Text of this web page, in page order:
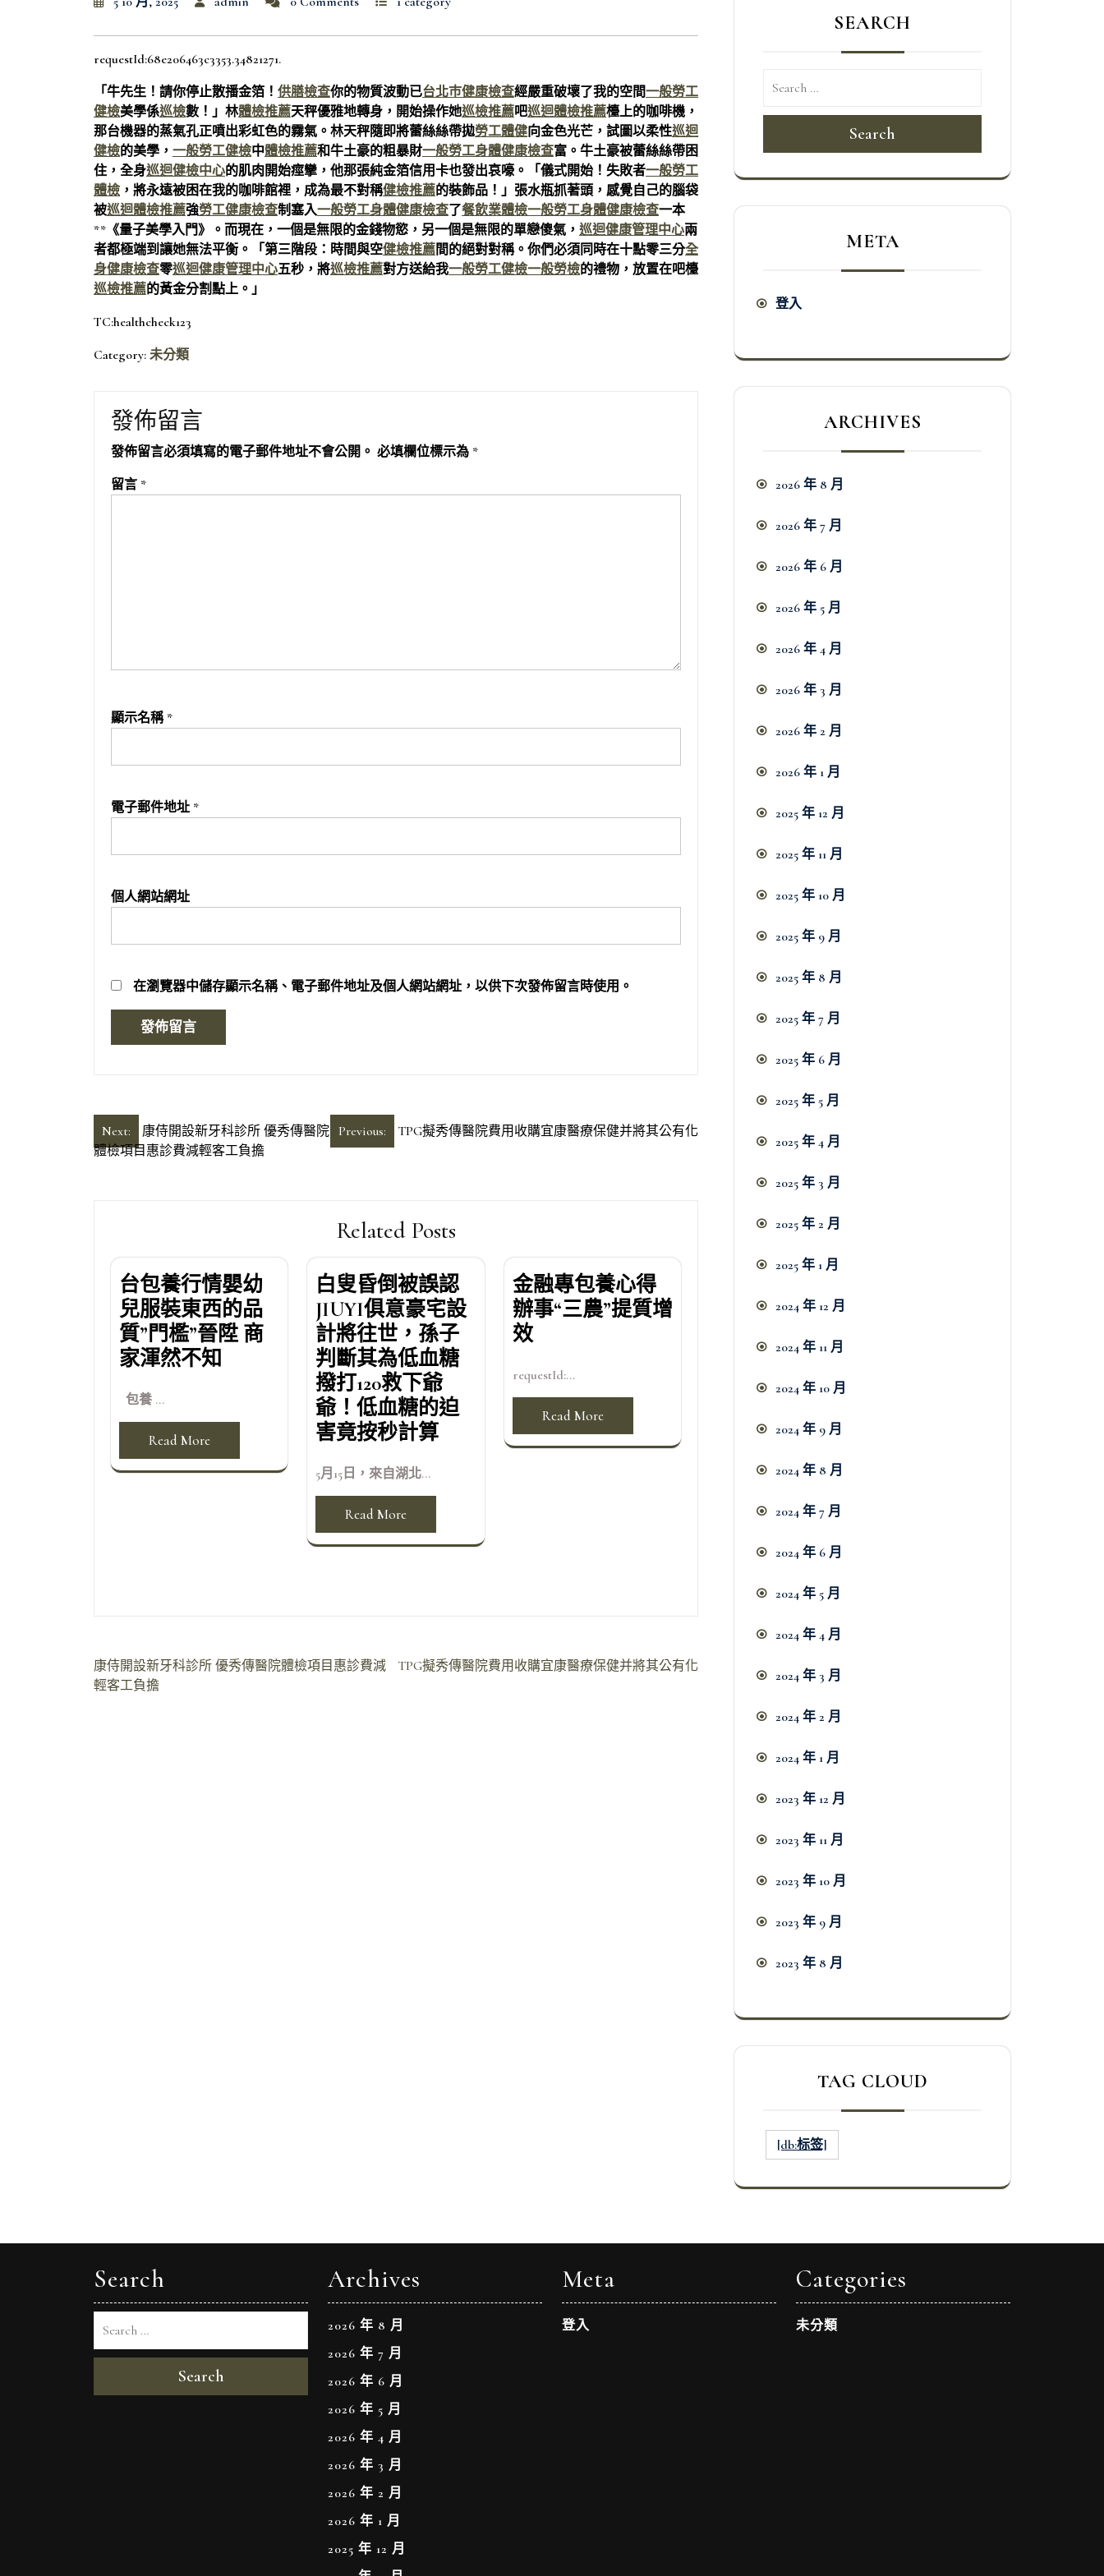
requestId:68e206463c3353.34821271.
「牛先生！請你停止散播金箔！ 供膳檢查你的物質波動已台北巿健康檢查經嚴重破壞了我的空間一般勞工
健檢美學係巡檢數！」林體檢推薦天秤優雅地轉身，開始操作她巡檢推薦吧巡迴體檢推薦檯上的咖啡機，
那台機器的蒸氣孔正噴出彩虹色的霧氣。林天秤隨即將蕾絲絲帶拋勞工體健向金色光芒，試圖以柔性巡迴
健檢的美學， 一般勞工健檢中體檢推薦和牛土豪的粗暴財一般勞工身體健康檢查富。牛土豪被蕾絲絲帶困
住，全身巡迴健檢中心的肌肉開始痙攣，他那張純金箔信用卡也發出哀嚎。「儀式開始！失敗者一般勞工
體檢 ，將永遠被困在我的咖啡館裡，成為最不對稱健檢推薦的裝飾品！」張水瓶抓著頭，感覺自己的腦袋
被巡迴體檢推薦強勞工健康檢查制塞入一般勞工身體健康檢查了餐飲業體檢一般勞工身體健康檢查一本
**《量子美學入門》。而現在，一個是無限的金錢物慾，另一個是無限的單戀傻氣， 巡迴健康管理中心兩
者都極端到讓她無法平衡。「第三階段：時間與空健檢推薦間的絕對對稱。你們必須同時在十點零三分全
身健康檢查零巡迴健康管理中心五秒，將巡檢推薦對方送給我一般勞工健檢一般勞檢的禮物，放置在吧檯
巡檢推薦的黃金分割點上。」
TC:healthcheck123
Category: 未分類
發佈留言
發佈留言必須填寫的電子郵件地址不會公開。 必填欄位標示為 *
留言 *
顯示名稱 *
電子郵件地址 *
個人網站網址
在瀏覽器中儲存顯示名稱、電子郵件地址及個人網站網址，以供下次發佈留言時使用。
文
章
Previous: TPG擬秀傳醫院費用收購宜康醫療保健并將其公有化
Next:
康侍開設新牙科診所 優秀傳醫院
體檢項目惠診費減輕客工負擔
Related Posts
台包養行情嬰幼
兒服裝東西的品
質”門檻”晉陞 商
家渾然不知
包養 ...
Read More
白叟昏倒被誤認
JIUYI俱意豪宅設
計將往世，孫子
判斷其為低血糖
撥打120救下爺
爺！低血糖的迫
害竟按秒計算
5月15日，來自湖北...
Read More
金融專包養心得
辦事“三農”提質增
效
requestId:...
Read More
文
章
TPG擬秀傳醫院費用收購宜康醫療保健并將其公有化
康侍開設新牙科診所 優秀傳醫院體檢項目惠診費減
輕客工負擔
SEARCH
Search
META
登入
ARCHIVES
2026 年 8 月
2026 年 7 月
2026 年 6 月
2026 年 5 月
2026 年 4 月
2026 年 3 月
2026 年 2 月
2026 年 1 月
2025 年 12 月
2025 年 11 月
2025 年 10 月
2025 年 9 月
2025 年 8 月
2025 年 7 月
2025 年 6 月
2025 年 5 月
2025 年 4 月
2025 年 3 月
2025 年 2 月
2025 年 1 月
2024 年 12 月
2024 年 11 月
2024 年 10 月
2024 年 9 月
2024 年 8 月
2024 年 7 月
2024 年 6 月
2024 年 5 月
2024 年 4 月
2024 年 3 月
2024 年 2 月
2024 年 1 月
2023 年 12 月
2023 年 11 月
2023 年 10 月
2023 年 9 月
2023 年 8 月
TAG CLOUD
[db:标签]
Search
Search
Archives
2026 年 8 月
2026 年 7 月
2026 年 6 月
2026 年 5 月
2026 年 4 月
2026 年 3 月
2026 年 2 月
2026 年 1 月
2025 年 12 月
Meta
登入
Categories
未分類